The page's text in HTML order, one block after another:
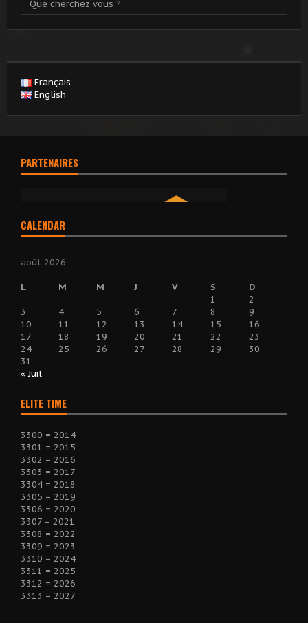
Français
English
PARTENAIRES
CALENDAR
août 2026
L M M J V S
D
1
2
3
4 5 6 7 8
9
10
11 12 13 14 15
16
17
18 19 20 21 22
23
24
25 26 27 28 29
30
31
« Juil
ELITE TIME
3300 = 2014
3301 = 2015
3302 = 2016
3303 = 2017
3304 = 2018
3305 = 2019
3306 = 2020
3307 = 2021
3308 = 2022
3309 = 2023
3310 = 2024
3311 = 2025
3312 = 2026
3313 = 2027